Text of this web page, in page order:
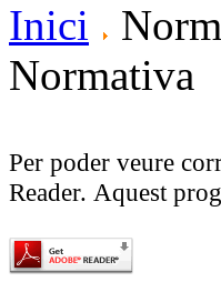
Inici
Normativa
Per poder veure
Reader. Aquest